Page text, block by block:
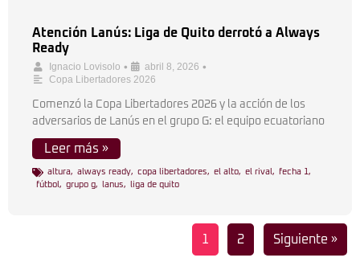
Atención Lanús: Liga de Quito derrotó a Always
Ready
Ignacio Lovisolo • abril 8, 2026 •
Copa Libertadores 2026
Comenzó la Copa Libertadores 2026 y la acción de los
adversarios de Lanús en el grupo G: el equipo ecuatoriano
Leer más »
altura, always ready, copa libertadores, el alto, el rival , fecha 1 ,
fútbol , grupo g, lanus, liga de quito
1 2 Siguiente »